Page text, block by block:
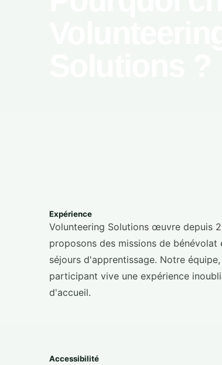
Expérience
Volunteering Solutions œuvre depuis
proposons des missions de
séjours d'apprentissage. Notre
participant vive une expérience
d'accueil.
Accessibilité